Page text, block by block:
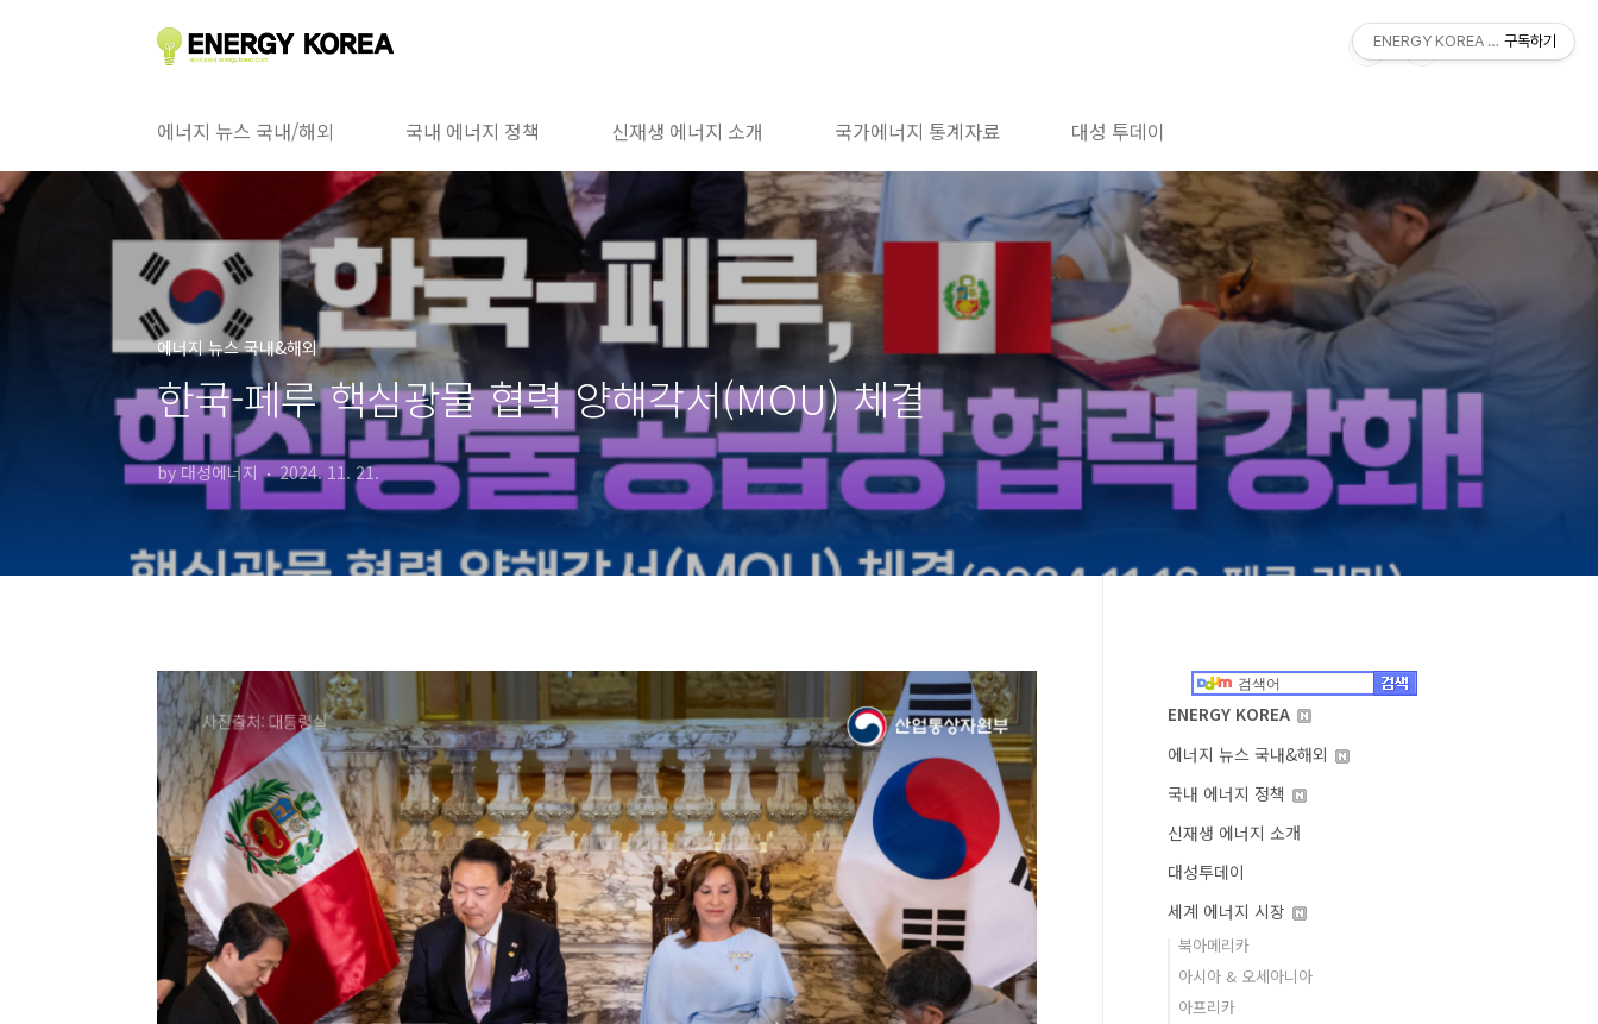
에너지 뉴스 국내/해외 국내 에너지 정책 신재생 에너지 소개 국가에너지 통계자료 대성 투데이
에너지 뉴스 국내&해외
한국-페루 핵심광물 협력 양해각서(MOU) 체결
by 대성에너지 2024. 11. 21.
ENERGY KOREA
에너지 뉴스 국내&해외
국내 에너지 정책
신재생 에너지 소개
대성투데이
세계 에너지 시장
북아메리카
아시아 & 오세아니아
아프리카
ENERGY KOREA With DAESUNG
구독하기